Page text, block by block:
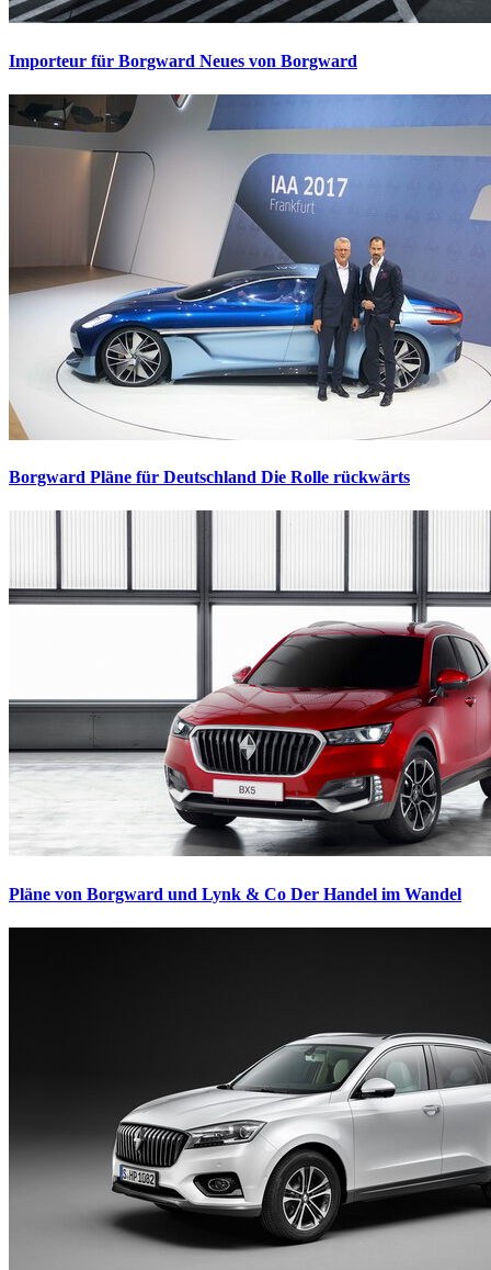
Importeur für Borgward Neues von Borgward
Borgward Pläne für Deutschland Die Rolle rückwärts
Pläne von Borgward und Lynk & Co Der Handel im Wandel